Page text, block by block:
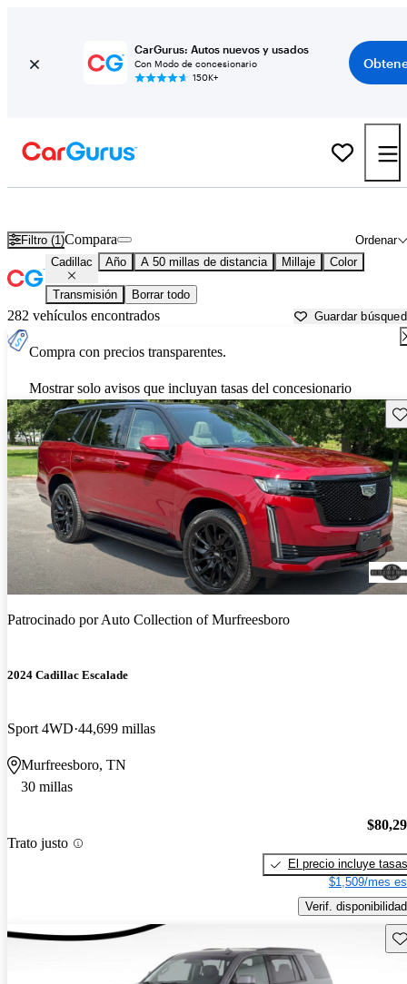
CarGurus: Autos nuevos y usados
Con Modo de concesionario
150K+
Filtro (1) Ordenar
Compara
Cadillac Año A 50 millas de distancia Millaje Color
Transmisión Borrar todo
282 vehículos encontrados Guardar
Compra con precios transparentes.
Mostrar solo avisos que incluyan tasas del concesionario
Patrocinado porAuto Collection of Murfreesboro
2024 Cadillac Escalade
Sport 4WD 44,699 millas
Murfreesboro, TN
30 millas
Trato justo
El precio incluye tasas
$1,509/mes
Verif. disponibilidad